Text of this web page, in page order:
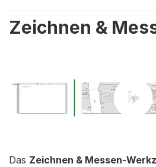
Zeichnen &
Das Zeichnen & Messen-